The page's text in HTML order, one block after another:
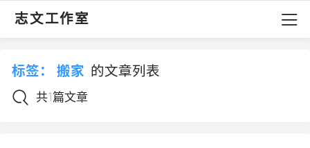
志文工作室
标签： 搬家 的文章列表
共1篇文章